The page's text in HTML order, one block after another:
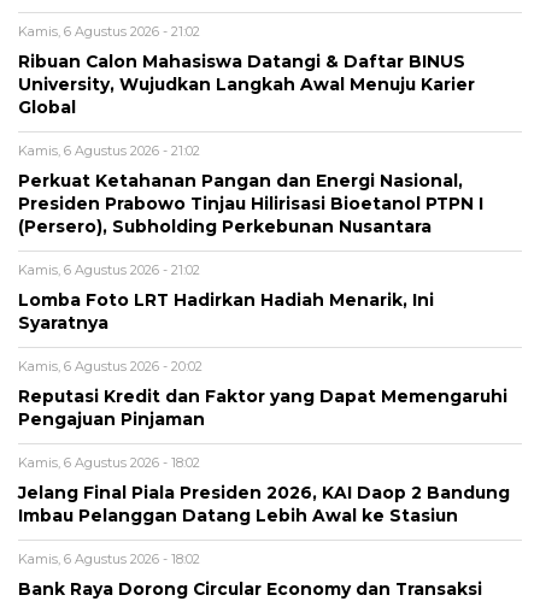
Kamis, 6 Agustus 2026 - 21:02
Ribuan Calon Mahasiswa Datangi & Daftar BINUS
University, Wujudkan Langkah Awal Menuju Karier
Global
Kamis, 6 Agustus 2026 - 21:02
Perkuat Ketahanan Pangan dan Energi Nasional,
Presiden Prabowo Tinjau Hilirisasi Bioetanol PTPN I
(Persero), Subholding Perkebunan Nusantara
Kamis, 6 Agustus 2026 - 21:02
Lomba Foto LRT Hadirkan Hadiah Menarik, Ini
Syaratnya
Kamis, 6 Agustus 2026 - 20:02
Reputasi Kredit dan Faktor yang Dapat Memengaruhi
Pengajuan Pinjaman
Kamis, 6 Agustus 2026 - 18:02
Jelang Final Piala Presiden 2026, KAI Daop 2 Bandung
Imbau Pelanggan Datang Lebih Awal ke Stasiun
Kamis, 6 Agustus 2026 - 18:02
Bank Raya Dorong Circular Economy dan Transaksi